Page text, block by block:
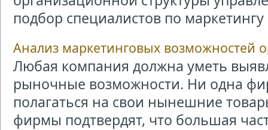
подбор специалистов по маркетингу
Анализ маркетинговых возможностей
Любая компания должна уметь
рыночные возможности. Ни одна
полагаться на свои нынешние
фирмы подтвердят, что большая